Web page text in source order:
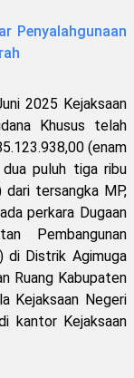
Penyalahgunaan
2025 Kejaksaan
Khusus telah
(enam
puluh tiga ribu
tersangka MP,
perkara Dugaan
Pembangunan
di Distrik Agimuga
Ruang Kabupaten
Kejaksaan Negeri
kantor Kejaksaan